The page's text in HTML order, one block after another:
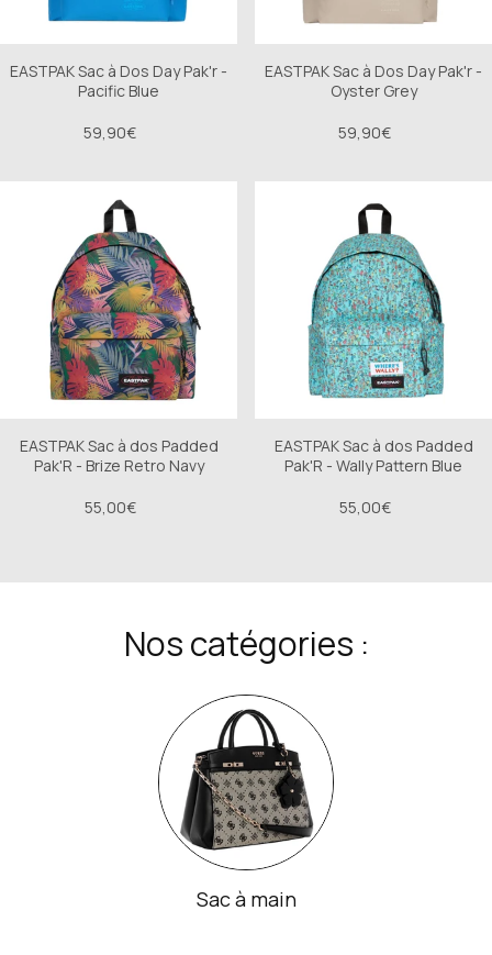
EASTPAK Sac à Dos Day Pak'r -
Pacific Blue
59,90€
EASTPAK Sac à Dos Day Pak'r -
Oyster Grey
59,90€
EASTPAK Sac à dos Padded
Pak'R - Brize Retro Navy
55,00€
EASTPAK Sac à dos Padded
Pak'R - Wally Pattern Blue
55,00€
Nos catégories :
Sac à main